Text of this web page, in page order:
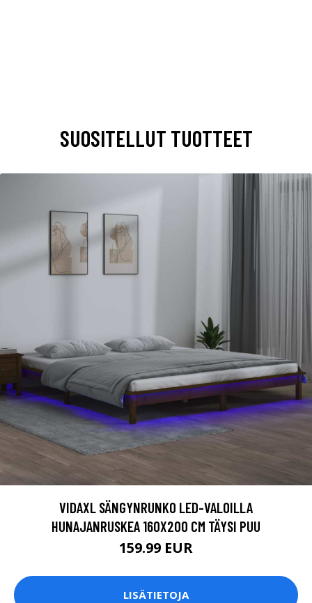
SUOSITELLUT TUOTTEET
VIDAXL SÄNGYNRUNKO LED-VALOILLA
HUNAJANRUSKEA 160X200 CM TÄYSI PUU
159.99 EUR
LISÄTIETOJA